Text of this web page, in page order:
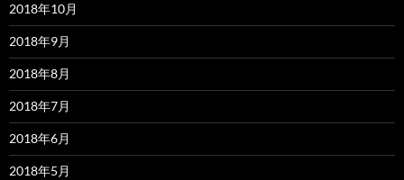
2018年10月
2018年9月
2018年8月
2018年7月
2018年6月
2018年5月